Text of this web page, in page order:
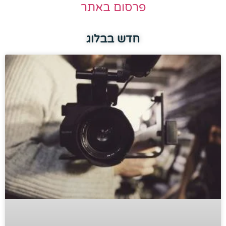
פרסום באתר
חדש בבלוג